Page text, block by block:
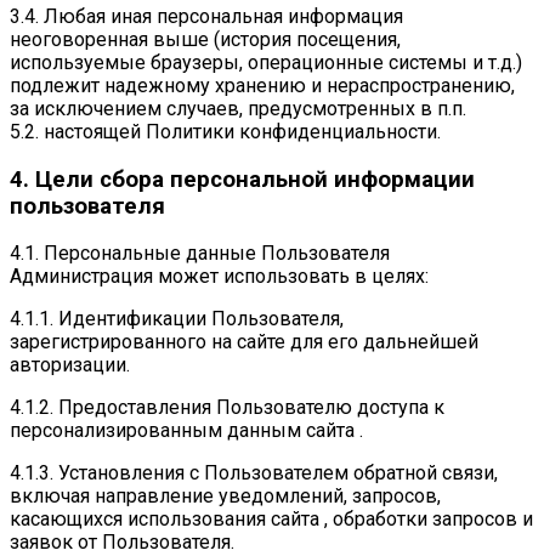
3.4. Любая иная персональная информация
неоговоренная выше (история посещения,
используемые браузеры, операционные системы и т.д.)
подлежит надежному хранению и нераспространению,
за исключением случаев, предусмотренных в п.п.
5.2. настоящей Политики конфиденциальности.
4. Цели сбора персональной информации
пользователя
4.1. Персональные данные Пользователя
Администрация может использовать в целях:
4.1.1. Идентификации Пользователя,
зарегистрированного на сайте для его дальнейшей
авторизации.
4.1.2. Предоставления Пользователю доступа к
персонализированным данным сайта .
4.1.3. Установления с Пользователем обратной связи,
включая направление уведомлений, запросов,
касающихся использования сайта , обработки запросов и
заявок от Пользователя.